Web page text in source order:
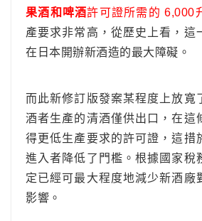
果酒和啤酒許可證所需的 6,000
產要求非常高，從歷史上看，這
在日本開辦新酒造的最大障礙。
而此新修訂版發案某程度上放寬
酒者生產的清酒僅供出口，在這
得更低生產要求的許可證，這措
進入者降低了門檻。根據國家稅
定已經可最大程度地減少新酒廠
影響。